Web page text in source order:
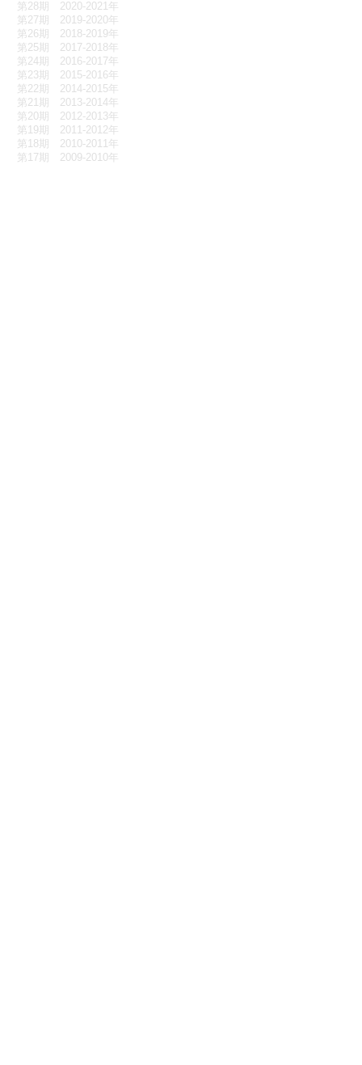
第28期 2020-2021年
第27期 2019-2020年
第26期 2018-2019年
第25期 2017-2018年
第24期 2016-2017年
第23期 2015-2016年
第22期 2014-2015年
第21期 2013-2014年
第20期 2012-2013年
第19期 2011-2012年
第18期 2010-2011年
第17期 2009-2010年